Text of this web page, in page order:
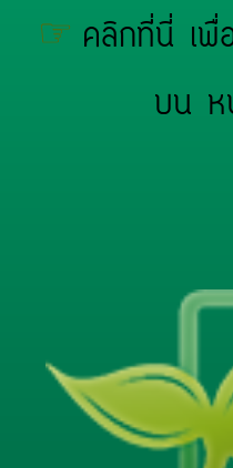
☞ คลิกที่นี่ เพื่
บน ห